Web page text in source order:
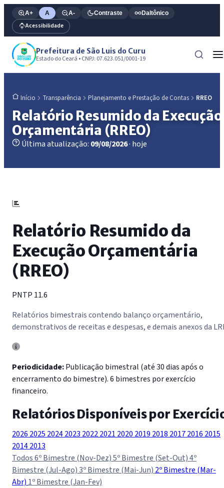
A+ A A- Contraste Daltônico
Acessibilidade
Prefeitura de São Luis do Curu
Estado do Ceará • CNPJ: 07.623.051/0001-19
Início Transparência Planejamento e Prestação de Contas RREO
Relatório Resumido da Execução
Orçamentária (RREO)
Última atualização: 09/08/2026· hoje
Relatório Resumido da
Execução Orçamentária
(RREO)
PNTP 11.6
Relatórios bimestrais contendo balanço orçamentário,
demonstrativos de receitas e despesas, e demais anexos da
Periodicidade:Publicação bimestral (até 30 dias após o
encerramento do bimestre). 6 bimestres por exercício
financeiro.
Relatórios Disponíveis por
2026 2025 20242023 20222021 2020 2019 2018 20172016 2015
20142013
Todos6º Bimestre (Nov-Dez)5º Bimestre (Set-Out)4º
Bimestre (Jul-Ago)3º Bimestre (Mai-Jun) 2º Bimestre (Mar-
Abr) 1º Bimestre (Jan-Fev)